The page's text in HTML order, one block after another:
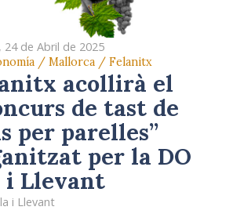
24 de Abril de 2025
/ Mallorca / Felanitx
acollirà el
de tast de
per parelles”
per la DO
i Llevant
i Llevant